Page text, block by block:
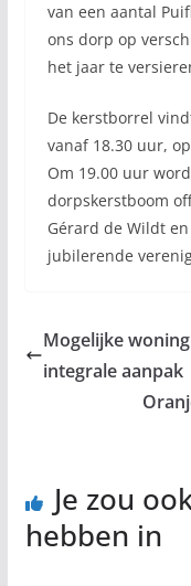
van een aantal
ons dorp op
het jaar te
De kerstborrel
vanaf 18.30 uur,
Om 19.00 uur
dorpskerstboom
Gérard de Wildt
jubilerende
Mogelijke
integrale aanpak
Je zou
hebben in